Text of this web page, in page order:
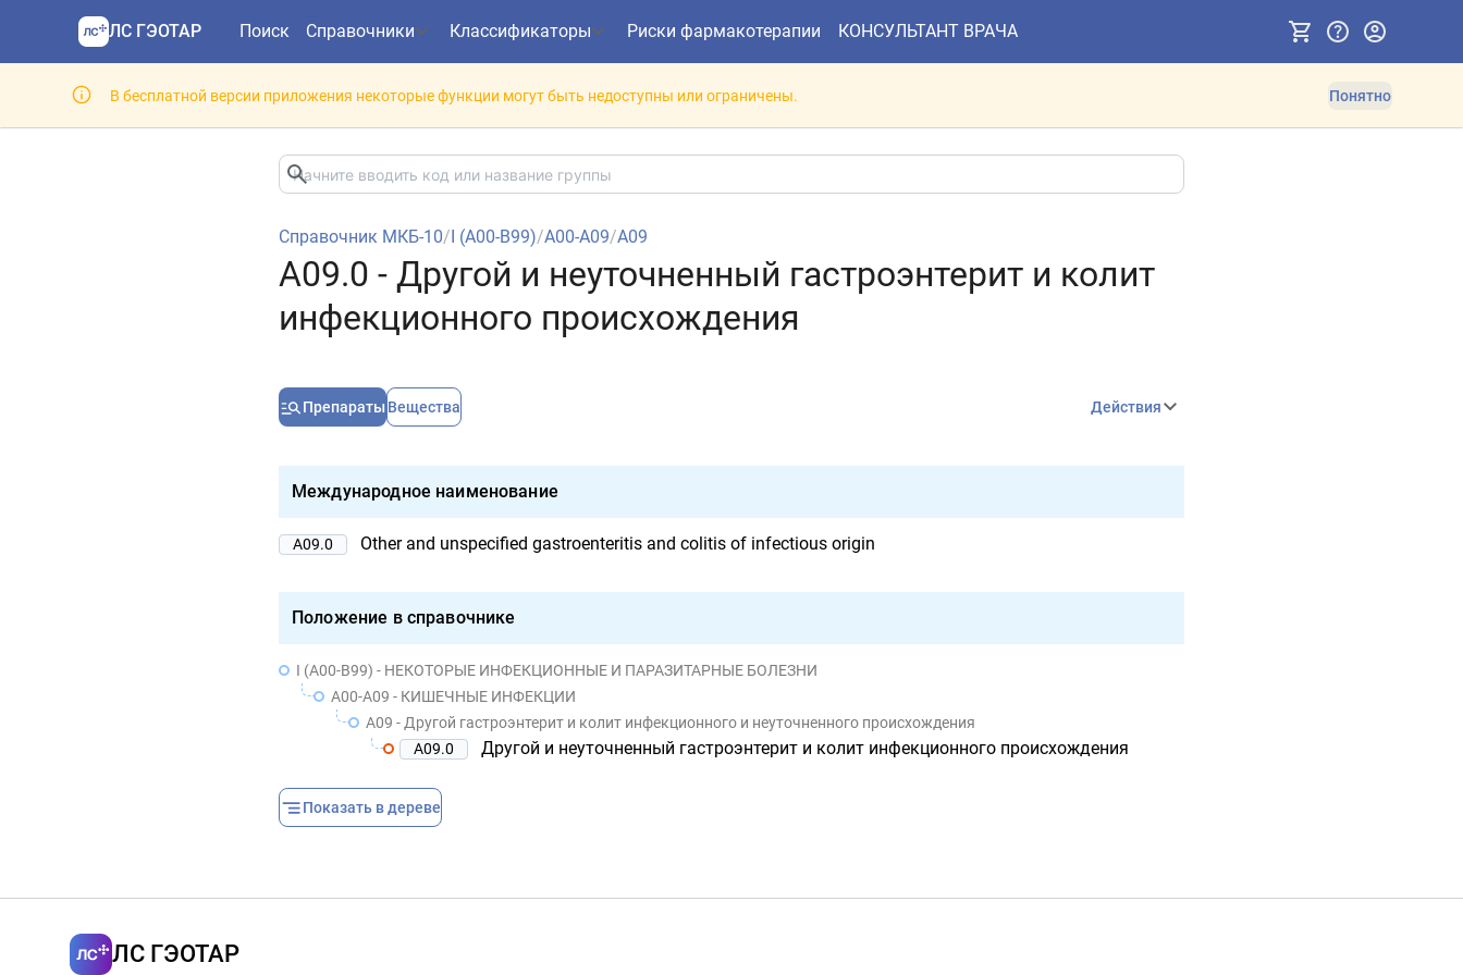
ЛС ГЭОТАР Поиск Справочники Классификаторы Риски фармакотерапии КОНСУЛЬТАНТ ВРАЧА
В бесплатной версии приложения некоторые функции могут быть недоступны или ограничены. Понятно
Справочник МКБ-10/I (A00-B99)/A00-A09/A09
A09.0 - Другой и неуточненный гастроэнтерит и колит
инфекционного происхождения
Препараты Вещества Действия
Международное наименование
A09.0 Other and unspecified gastroenteritis and colitis of infectious origin
Положение в справочнике
I (A00-B99) - НЕКОТОРЫЕ ИНФЕКЦИОННЫЕ И ПАРАЗИТАРНЫЕ БОЛЕЗНИ
A00-A09 - КИШЕЧНЫЕ ИНФЕКЦИИ
A09 - Другой гастроэнтерит и колит инфекционного и неуточненного происхождения
A09.0
Другой и неуточненный гастроэнтерит и колит инфекционного происхождения
Показать в дереве
ЛС ГЭОТАР